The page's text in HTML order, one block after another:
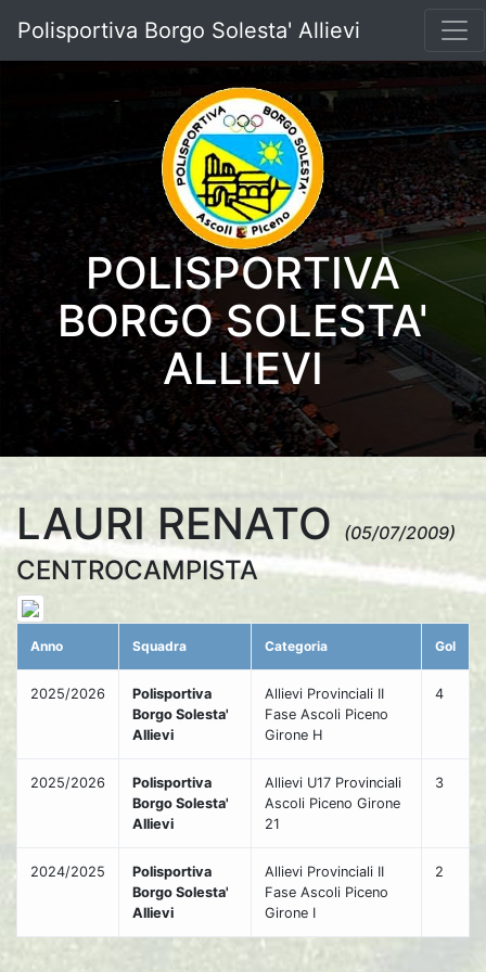
Polisportiva Borgo Solesta' Allievi
POLISPORTIVA
BORGO SOLESTA'
ALLIEVI
LAURI RENATO (05/07/2009)
CENTROCAMPISTA
Anno Squadra Categoria Gol
2025/2026
Polisportiva
Borgo Solesta'
Allievi
Allievi Provinciali II
Fase Ascoli Piceno
Girone H
4
2025/2026
Polisportiva
Borgo Solesta'
Allievi
Allievi U17 Provinciali
Ascoli Piceno Girone
21
3
2024/2025
Polisportiva
Borgo Solesta'
Allievi
Allievi Provinciali II
Fase Ascoli Piceno
Girone I
2